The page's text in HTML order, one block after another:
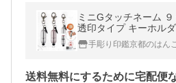
ミニGタッチネーム
透印タイプ キーホル
ンプ印鑑・はんこ プ
最適 ネーム印
手彫り印鑑京都のはん